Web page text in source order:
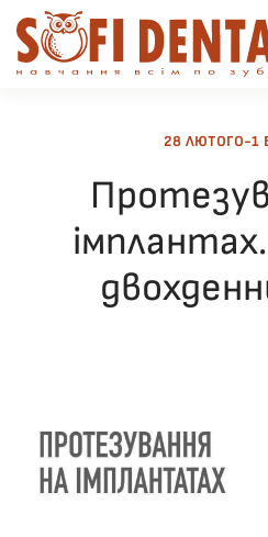
Skip to main content
28 ЛЮТОГО-1